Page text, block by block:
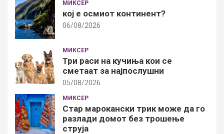
МИКСЕР
кој е осмиот континент?
06/08/2026
МИКСЕР
Три раси на кучиња кои се
сметаат за најпослушни
05/08/2026
МИКСЕР
Стар марокански трик може да го
разлади домот без трошење
струја